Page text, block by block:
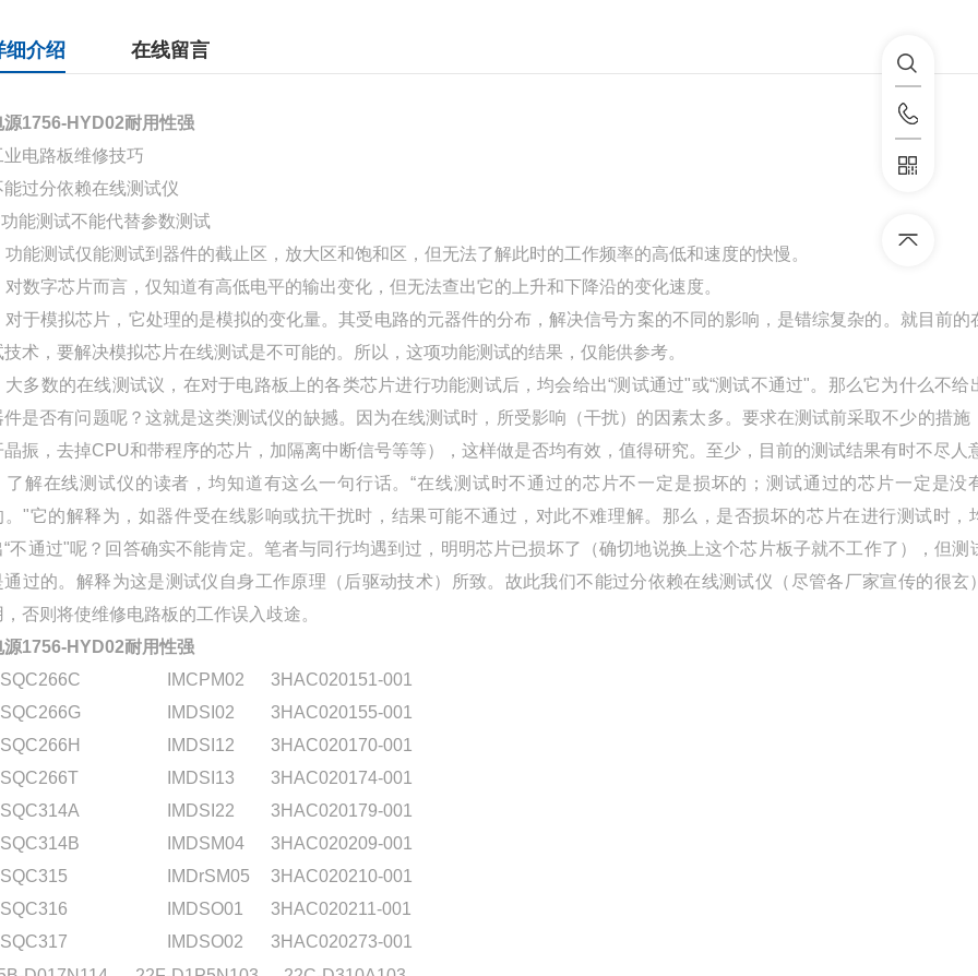
细介绍 在线留言
源1756-HYD02耐用性强
业电路板维修技巧
能过分依赖在线测试仪
能测试不能代替参数测试
功能测试仅能测试到器件的截止区，放大区和饱和区，但无法了解此时的工作频率的高低和速度的快慢。
对数字芯片而言，仅知道有高低电平的输出变化，但无法查出它的上升和下降沿的变化速度。
对于模拟芯片，它处理的是模拟的变化量。其受电路的元器件的分布，解决信号方案的不同的影响，是错综复杂的。就目前的
技术，要解决模拟芯片在线测试是不可能的。所以，这项功能测试的结果，仅能供参考。
大多数的在线测试议，在对于电路板上的各类芯片进行功能测试后，均会给出“测试通过"或“测试不通过"。那么它为什么不给
件是否有问题呢？这就是这类测试仪的缺撼。因为在线测试时，所受影响（干扰）的因素太多。要求在测试前采取不少的措施
晶振，去掉CPU和带程序的芯片，加隔离中断信号等等），这样做是否均有效，值得研究。至少，目前的测试结果有时不尽人
了解在线测试仪的读者，均知道有这么一句行话。“在线测试时不通过的芯片不一定是损坏的；测试通过的芯片一定是没
。"它的解释为，如器件受在线影响或抗干扰时，结果可能不通过，对此不难理解。那么，是否损坏的芯片在进行测试时，
“不通过"呢？回答确实不能肯定。笔者与同行均遇到过，明明芯片已损坏了（确切地说换上这个芯片板子就不工作了），但测
通过的。解释为这是测试仪自身工作原理（后驱动技术）所致。故此我们不能过分依赖在线测试仪（尽管各厂家宣传的很玄
，否则将使维修电路板的工作误入歧途。
源1756-HYD02耐用性强
IMCPM02
3HAC020151-001
IMDSI02
3HAC020155-001
IMDSI12
3HAC020170-001
IMDSI13
3HAC020174-001
IMDSI22
3HAC020179-001
IMDSM04
3HAC020209-001
IMDrSM05
3HAC020210-001
IMDSO01
3HAC020211-001
IMDSO02
3HAC020273-001